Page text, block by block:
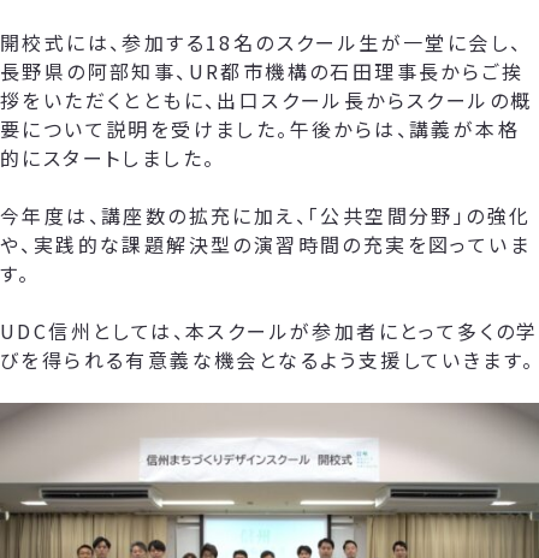
開校式には、参加する18名のスクール生が一堂に会し、
長野県の阿部知事、UR都市機構の石田理事長からご挨
拶をいただくとともに、出口スクール長からスクールの概
要について説明を受けました。午後からは、講義が本格
的にスタートしました。
今年度は、講座数の拡充に加え、「公共空間分野」の強化
や、実践的な課題解決型の演習時間の充実を図っていま
す。
UDC信州としては、本スクールが参加者にとって多くの学
びを得られる有意義な機会となるよう支援していきます。